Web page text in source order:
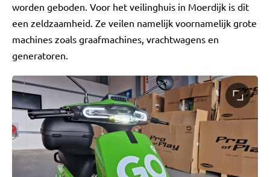
worden geboden. Voor het veilinghuis in Moerdijk is dit
een zeldzaamheid. Ze veilen namelijk voornamelijk grote
machines zoals graafmachines, vrachtwagens en
generatoren.